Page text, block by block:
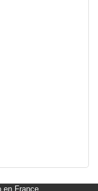
en France